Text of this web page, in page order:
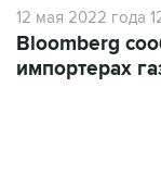
импортерах